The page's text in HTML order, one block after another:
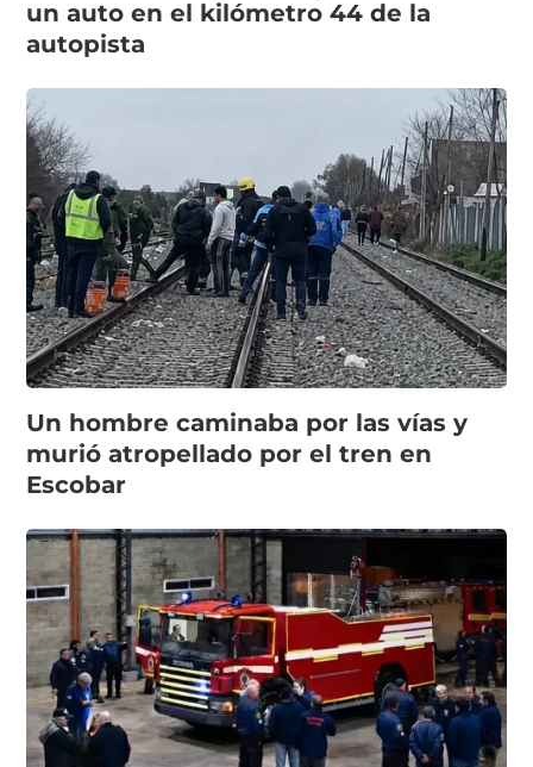
un auto en el kilómetro 44 de la
autopista
Un hombre caminaba por las vías y
murió atropellado por el tren en
Escobar